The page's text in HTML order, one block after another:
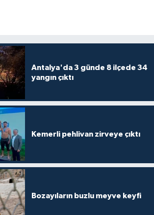
Antalya'da 3 günde 8 ilçede 34
yangın çıktı
Kemerli pehlivan zirveye çıktı
Bozayıların buzlu meyve keyfi